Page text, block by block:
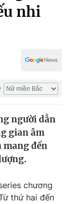
nhi
người dẫn
gian âm
mang đến
chương
thứ hai đến